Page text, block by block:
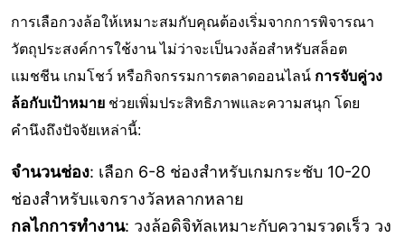
การเลือกวงล้อให้เหมาะสมกับคุณต้องเริ่มจากการพิจารณา
วัตถุประสงค์การใช้งาน ไม่ว่าจะเป็นวงล้อสำหรับสล็อต
แมชชีน เกมโชว์ หรือกิจกรรมการตลาดออนไลน์ การจับคู่วง
ล้อกับเป้าหมาย ช่วยเพิ่มประสิทธิภาพและความสนุก โดย
คำนึงถึงปัจจัยเหล่านี้:
จำนวนช่อง: เลือก 6-8 ช่องสำหรับเกมกระชับ 10-20
ช่องสำหรับแจกรางวัลหลากหลาย
กลไกการทำงาน: วงล้อดิจิทัลเหมาะกับความรวดเร็ว วง